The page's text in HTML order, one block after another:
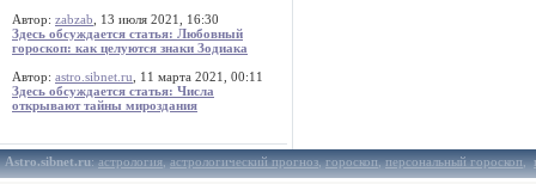
Автор: zabzab , 13 июля 2021, 16:30
Здесь обсуждается статья: Любовный
гороскоп: как целуются знаки Зодиака
Автор: astro.sibnet.ru , 11 марта 2021, 00:11
Здесь обсуждается статья: Числа
открывают тайны мироздания
Astro.sibnet.ru:астрология,астрологический прогноз,гороскоп,персональный гороскоп,